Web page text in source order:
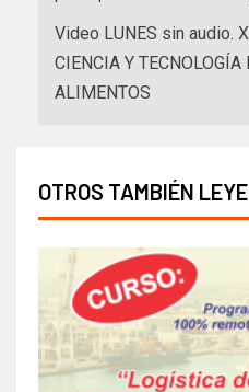
Video LUNES sin audio.
CIENCIA Y TECNOLOGÍA
ALIMENTOS
OTROS TAMBIÉN